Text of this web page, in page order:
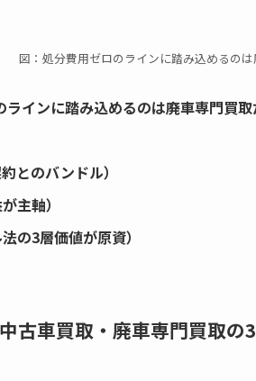
図：処分費用ゼロのラインに踏み込めるの
ラインに踏み込めるのは廃車専門買取
とのバンドル）
主軸）
の3層価値が原資）
古車買取・廃車専門買取の